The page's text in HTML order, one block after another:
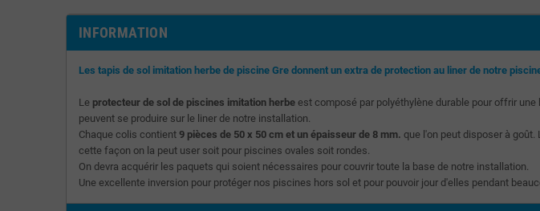
INFORMATION
Les tapis de sol imitation herbe de piscine Gre donnent un extra de protection au liner de notre
Le protecteur de sol de piscines imitation herbe est composé par polyéthylène durable pour offrir
peuvent se produire sur le liner de notre installation.
Chaque colis contient 9 pièces de 50 x 50 cm et un épaisseur de 8 mm. que l'on peut disposer à
cette façon on la peut user soit pour piscines ovales soit rondes.
On devra acquérir les paquets qui soient nécessaires pour couvrir toute la base de notre installation.
Une excellente inversion pour protéger nos piscines hors sol et pour pouvoir jour d'elles pendant